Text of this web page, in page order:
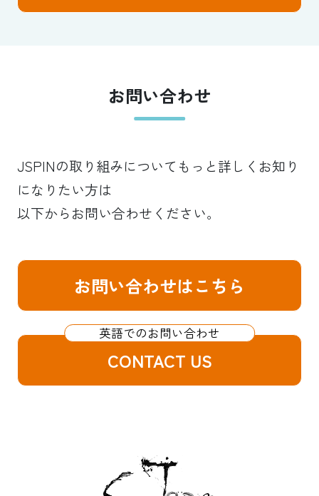
お問い合わせ
JSPINの取り組みについてもっと詳しくお知り
になりたい方は
以下からお問い合わせください。
お問い合わせはこちら
CONTACT US